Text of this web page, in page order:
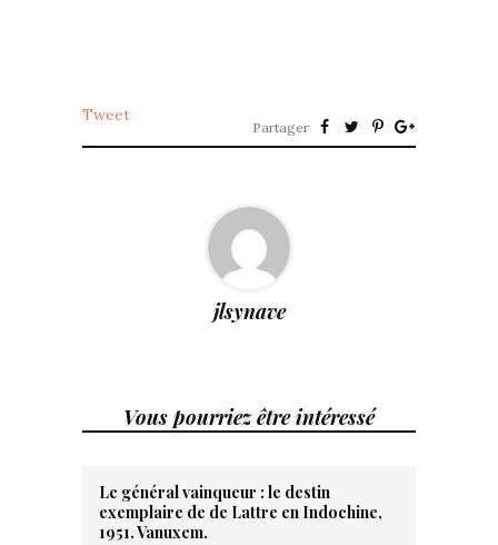
Tweet
Partager
jlsynave
Vous pourriez être intéressé
Le général vainqueur : le destin
exemplaire de de Lattre en Indochine,
1951. Vanuxem.